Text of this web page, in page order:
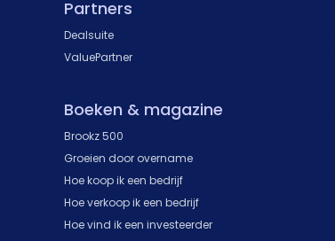
Partners
Dealsuite
ValuePartner
Boeken & magazine
Brookz 500
Groeien door overname
Hoe koop ik een bedrijf
Hoe verkoop ik een bedrijf
Hoe vind ik een investeerder